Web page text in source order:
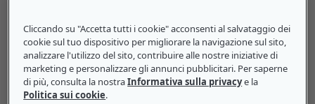
modelli e definizioni processuali e valutare possibili
variazioni nei processi, ottenendo un'analisi più
approfondita e interattiva. L'ABPD rileva i modelli
all'interno di informazioni ottenute da processi che
avvengono a livello aziendale. Di conseguenza,
Cliccando su "Accetta tutti i cookie" acconsenti al salvataggio dei
cookie sul tuo dispositivo per migliorare la navigazione sul sito,
analizzare l'utilizzo del sito, contribuire alle nostre iniziative di
marketing e personalizzare gli annunci pubblicitari. Per saperne
di più, consulta la nostraInformativa sulla privacye la
Politica sui cookie.